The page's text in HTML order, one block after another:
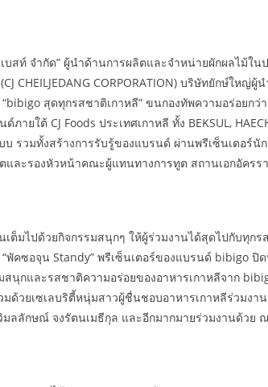
เบสท์ จำกัด” ผู้นำด้านการผลิตและจำหน่ายผักผลไม้ใ
CHEILJEDANG CORPORATION) บริษัทยักษ์ใ
สุดทุกรสชาติเกาหลี” ขนกองทัพความอร่อยก
ภายใต้ CJ Foods ประเทศเกาหลี ทั้ง BEKSUL,
บ รวมทั้งสร้างการรับรู้ของแบรนด์ ผ่านพรีเซ็นเตอร์นั
และรองหัวหน้าคณะผู้แทนทางการทูต สถานเอกอัคร
เต็มไปด้วยกิจกรรมสนุกๆ ให้ผู้ร่วมงานได้สุดไปกับทุก
พัคซอจุน Standy” พรีเซ็นเตอร์ของแบรนด์ bibigo
สนุกและรสชาติความอร่อยของอาหารเกาหลีจาก
มด้วยเซเลบริตี้หนุ่มสาวผู้ชื่นชอบอาหารเกาหลีร่วม
มลลักษณ์ จงรัตนเมธีกุล และอีกมากมายร่วมงานด้วย